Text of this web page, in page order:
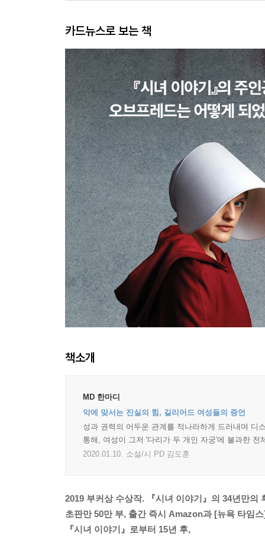
카드뉴스로 보는 책
책소개
MD 한마디
악에 맞서는 진실의 힘, 길리어드 여성들의 증언
성과 권력의 어두운 관계를 적나라하게 드러내며 디
통해, 여성이 그저 '다리가 두 개인 자궁'에 불과한
2020.01.10. 소설/시 PD 김도훈
2019 부커상 수상작. 『시녀 이야기』의 34년만의
초판만 50만 부, 출간 즉시 Amazon과 [뉴욕 타임
『시녀 이야기』로부터 15년 후,